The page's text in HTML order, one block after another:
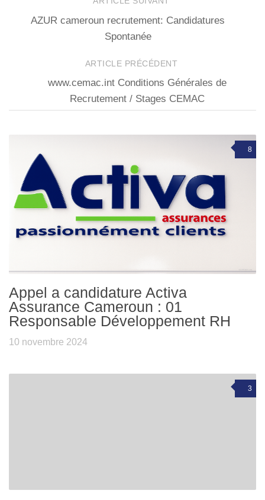
AZUR cameroun recrutement: Candidatures
Spontanée
ARTICLE PRÉCÉDENT
www.cemac.int Conditions Générales de
Recrutement / Stages CEMAC
8
Appel a candidature Activa
Assurance Cameroun : 01
Responsable Développement RH
10 novembre 2024
3